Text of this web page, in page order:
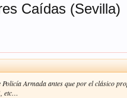
Caídas (Sevilla)
Armada antes que por el clásico
etc…